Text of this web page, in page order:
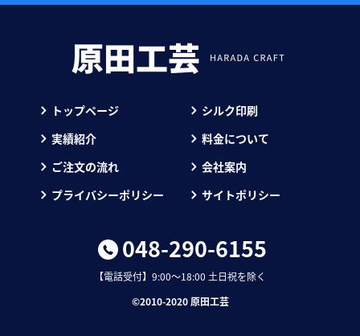
トップページ
シルク印刷
実績紹介
料金について
ご注文の流れ
会社案内
プライバシーポリシー
サイトポリシー
048-290-6155
【電話受付】9:00～18:00 土日祝を除く
©︎2010-2020 原田工芸